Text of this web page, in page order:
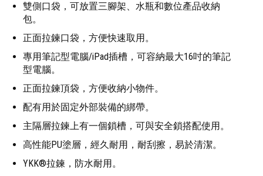
雙側口袋，可放置三腳架、水瓶和數位產品收納
包。
正面拉鍊口袋，方便快速取用。
專用筆記型電腦/iPad插槽，可容納最大16吋的筆記
型電腦。
正面拉鍊頂袋，方便收納小物件。
配有用於固定外部裝備的綁帶。
主隔層拉鍊上有一個鎖槽，可與安全鎖搭配使用。
高性能PU塗層，經久耐用，耐刮擦，易於清潔。
YKK®拉鍊，防水耐用。